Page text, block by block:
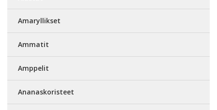
Amaryllikset
Ammatit
Amppelit
Ananaskoristeet